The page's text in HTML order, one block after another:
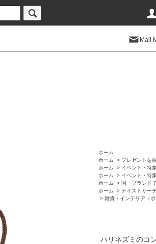
Mail
ホーム
ホーム
> プレゼントを
ホーム
> イベント・特
ホーム
> イベント・特
ホーム
> 国・ブランド
ホーム
> テイストサー
> 雑貨・インテリア（ポ
ハリネズミのコ